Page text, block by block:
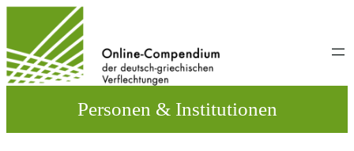
wechseln
Personen & Institutionen